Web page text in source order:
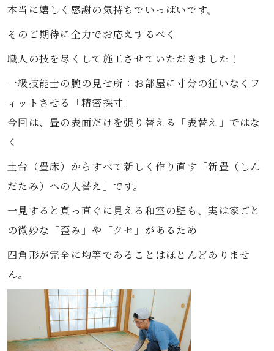
本当に嬉しく感謝の気持ちでいっぱいです。
そのご期待に全力でお応えするべく
職人の技を尽くして施工させていただきました！
一級技能士の腕の見せ所：お部屋に寸分の狂いなくフ
ィットさせる「精密採寸」
今回は、畳の表面だけを張り替える「表替え」ではな
く
土台（畳床）からすべて新しく作り直す「新畳（しん
だたみ）への入替え」です。
一見すると真っ直ぐに見える和室の壁も、実は家ごと
の微妙な「歪み」や「クセ」があるため
四角形が完全に均等であることはほとんどありませ
ん。